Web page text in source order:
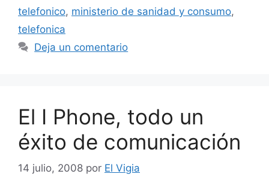
telefonico, ministerio de sanidad y consumo,
telefonica
Deja un comentario
El I Phone, todo un
éxito de comunicación
14 julio, 2008 por El Vigia